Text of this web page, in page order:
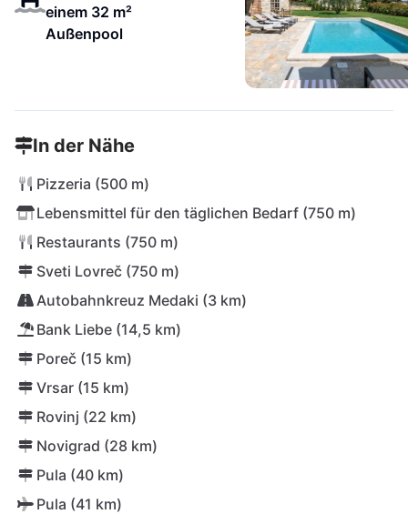
einem 32 m²
Außenpool
In der Nähe
Pizzeria (500 m)
Lebensmittel für den täglichen Bedarf (750 m)
Restaurants (750 m)
Sveti Lovreč (750 m)
Autobahnkreuz Medaki (3 km)
Bank Liebe (14,5 km)
Poreč (15 km)
Vrsar (15 km)
Rovinj (22 km)
Novigrad (28 km)
Pula (40 km)
Pula (41 km)